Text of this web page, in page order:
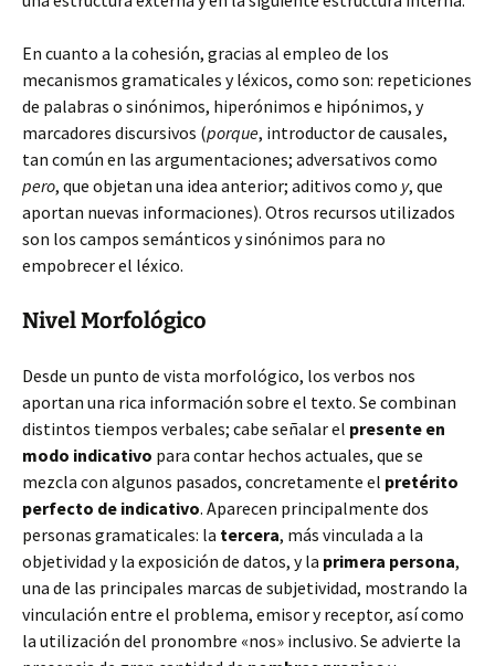
En cuanto a la cohesión, gracias al empleo de los
mecanismos gramaticales y léxicos, como son: repeticiones
de palabras o sinónimos, hiperónimos e hipónimos, y
marcadores discursivos (porque, introductor de causales,
tan común en las argumentaciones; adversativos como
pero, que objetan una idea anterior; aditivos como y, que
aportan nuevas informaciones). Otros recursos utilizados
son los campos semánticos y sinónimos para no
empobrecer el léxico.
Nivel Morfológico
Desde un punto de vista morfológico, los verbos nos
aportan una rica información sobre el texto. Se combinan
distintos tiempos verbales; cabe señalar el presente en
modo indicativo para contar hechos actuales, que se
mezcla con algunos pasados, concretamente el pretérito
perfecto de indicativo. Aparecen principalmente dos
personas gramaticales: la tercera, más vinculada a la
objetividad y la exposición de datos, y la primera persona,
una de las principales marcas de subjetividad, mostrando la
vinculación entre el problema, emisor y receptor, así como
la utilización del pronombre «nos» inclusivo. Se advierte la